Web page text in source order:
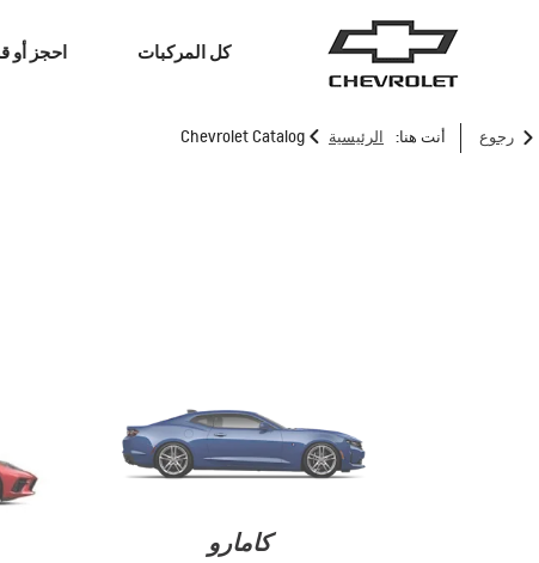
كل المركبات احجز أو
ترافرس 2026
رجوع أنت هنا: الرئيسية >
Chevrolet Catalog
كامارو